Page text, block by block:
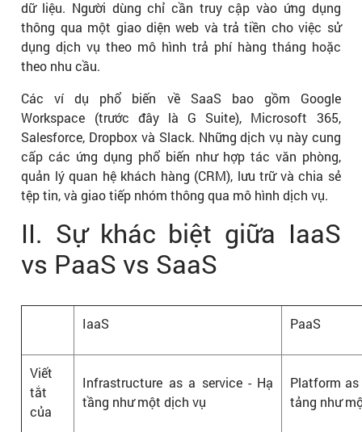
dữ liệu. Người dùng chỉ cần truy cập vào ứng dụng
thông qua một giao diện web và trả tiền cho việc sử
dụng dịch vụ theo mô hình trả phí hàng tháng hoặc
theo nhu cầu.
Các ví dụ phổ biến về SaaS bao gồm Google
Workspace (trước đây là G Suite), Microsoft 365,
Salesforce, Dropbox và Slack. Những dịch vụ này cung
cấp các ứng dụng phổ biến như hợp tác văn phòng,
quản lý quan hệ khách hàng (CRM), lưu trữ và chia sẻ
tệp tin, và giao tiếp nhóm thông qua mô hình dịch vụ.
II. Sự khác biệt giữa IaaS
vs PaaS vs SaaS
IaaS PaaS
Viết
tắt
của
Infrastructure as a service - Hạ
tầng như một dịch vụ
Platform as
tảng như